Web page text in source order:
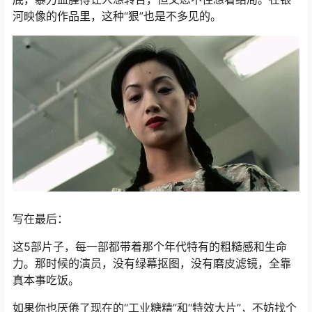
河映像的作品里，这种“狠”也是不多见的。
写在最后：
这5部片子，每一部都带着那个年代特有的粗糙感和生命
力。那时候的演员，没有绿幕抠图，没有磨皮滤镜，全靠
真本事吃饭。
如果你也厌倦了现在的“工业糖精”和“特效大片”，不妨找个